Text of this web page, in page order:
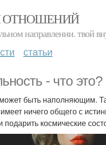
ОТНОШЕНИЙ
направлении. твой
статьи
- что это?
быть наполняющим. Та
ничего общего с
космические